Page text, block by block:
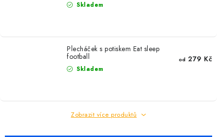
PROVIZNÍ SYSTÉM
O nás Časté otázky
Doprava a platba
Skladem
Plecháček s potiskem Eat sleep
football
Skladem
od 279 Kč
Zobrazit více produktů